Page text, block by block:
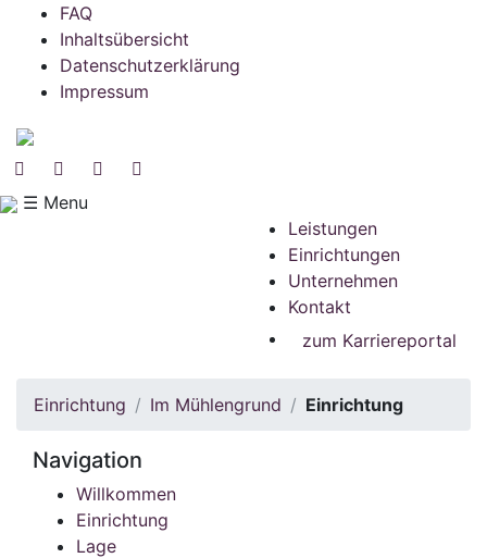
FAQ
Inhaltsübersicht
Datenschutzerklärung
Impressum
☰ Menu
Leistungen
Einrichtungen
Unternehmen
Kontakt
zum Karriereportal
Einrichtung Im Mühlengrund Einrichtung
Navigation
Willkommen
Einrichtung
Lage